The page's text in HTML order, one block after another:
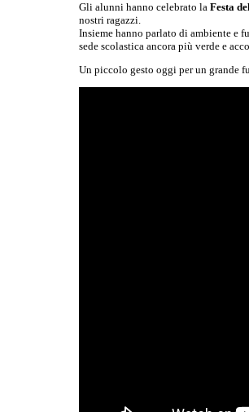
Gli alunni hanno celebrato laFesta
nostri ragazzi.
Insieme hanno parlato di ambiente e
sede scolastica ancora più verde e
Un piccolo gesto oggi per un grande